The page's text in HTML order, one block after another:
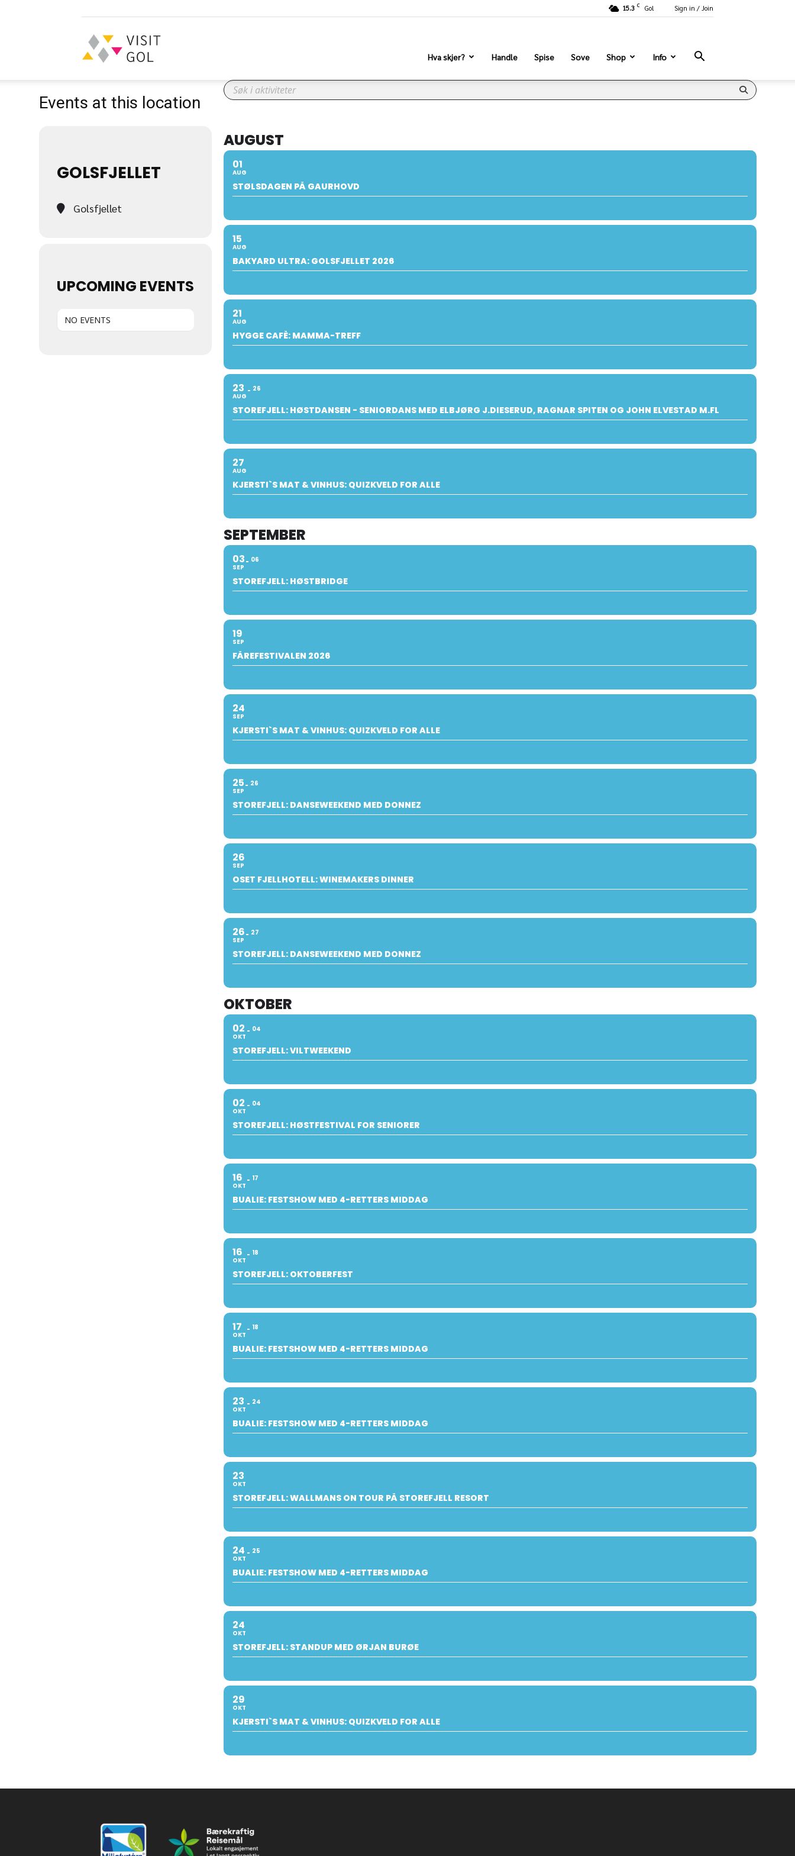
15.3 C Gol Sign in / Join
Gol
Hva skjer? Handle Spise Sove Shop Info
Events at this location
GOLSFJELLET
Golsfjellet
UPCOMING EVENTS
NO EVENTS
AUGUST
01
AUG
STØLSDAGEN PÅ GAURHOVD
15
AUG
BAKYARD ULTRA: GOLSFJELLET 2026
21
AUG
HYGGE CAFÈ: MAMMA-TREFF
23
AUG
26
STOREFJELL: HØSTDANSEN - SENIORDANS MED ELBJØRG J.DIESERUD, RAGNAR SPITEN OG JOHN ELVESTAD M.FL
27
AUG
KJERSTI`S MAT & VINHUS: QUIZKVELD FOR ALLE
SEPTEMBER
03
SEP
06
STOREFJELL: HØSTBRIDGE
19
SEP
FÅREFESTIVALEN 2026
24
SEP
KJERSTI`S MAT & VINHUS: QUIZKVELD FOR ALLE
25
SEP
26
STOREFJELL: DANSEWEEKEND MED DONNEZ
26
SEP
OSET FJELLHOTELL: WINEMAKERS DINNER
26
SEP
27
STOREFJELL: DANSEWEEKEND MED DONNEZ
OKTOBER
02
OKT
04
STOREFJELL: VILTWEEKEND
02
OKT
04
STOREFJELL: HØSTFESTIVAL FOR SENIORER
16
OKT
17
BUALIE: FESTSHOW MED 4-RETTERS MIDDAG
16
OKT
18
STOREFJELL: OKTOBERFEST
17
OKT
18
BUALIE: FESTSHOW MED 4-RETTERS MIDDAG
23
OKT
24
BUALIE: FESTSHOW MED 4-RETTERS MIDDAG
23
OKT
STOREFJELL: WALLMANS ON TOUR PÅ STOREFJELL RESORT
24
OKT
25
BUALIE: FESTSHOW MED 4-RETTERS MIDDAG
24
OKT
STOREFJELL: STANDUP MED ØRJAN BURØE
29
OKT
KJERSTI`S MAT & VINHUS: QUIZKVELD FOR ALLE